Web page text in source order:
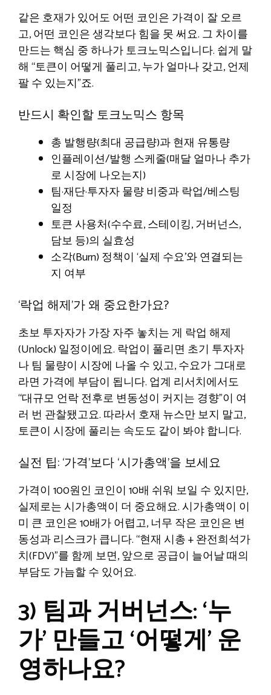
같은 호재가 있어도 어떤 코인은 가격이 잘 오르
고, 어떤 코인은 생각보다 힘을 못 써요. 그 차이를
만드는 핵심 중 하나가 토크노믹스입니다. 쉽게 말
해 “토큰이 어떻게 풀리고, 누가 얼마나 갖고, 언제
팔 수 있는지”죠.
반드시 확인할 토크노믹스 항목
총 발행량(최대 공급량)과 현재 유통량
인플레이션/발행 스케줄(매달 얼마나 추가
로 시장에 나오는지)
팀·재단·투자자 물량 비중과 락업/베스팅
일정
토큰 사용처(수수료, 스테이킹, 거버넌스,
담보 등)의 실효성
소각(Burn) 정책이 ‘실제 수요’와 연결되는
지 여부
‘락업 해제’가 왜 중요한가요?
초보 투자자가 가장 자주 놓치는 게 락업 해제
(Unlock) 일정이에요. 락업이 풀리면 초기 투자자
나 팀 물량이 시장에 나올 수 있고, 수요가 그대로
라면 가격에 부담이 됩니다. 업계 리서치에서도
“대규모 언락 전후로 변동성이 커지는 경향”이 여
러 번 관찰됐고요. 따라서 호재 뉴스만 보지 말고,
토큰이 시장에 풀리는 속도도 같이 봐야 합니다.
실전 팁: ‘가격’보다 ‘시가총액’을 보세요
가격이 100원인 코인이 10배 쉬워 보일 수 있지만,
실제로는 시가총액이 더 중요해요. 시가총액이 이
미 큰 코인은 10배가 어렵고, 너무 작은 코인은 변
동성과 리스크가 큽니다. “현재 시총 + 완전희석가
치(FDV)”를 함께 보면, 앞으로 공급이 늘어날 때의
부담도 가늠할 수 있어요.
3) 팀과 거버넌스: ‘누
가’ 만들고 ‘어떻게’ 운
영하나요?